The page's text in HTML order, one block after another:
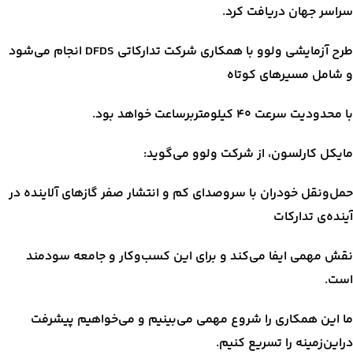
سراسر جهان دریافت کرد.
طرح آزمایشی ولوو با همکاری شرکت تدارکاتی DFDS انجام می‌شود
و شامل مسیرهای کوتاه
با محدودیت سرعت ۴۰ کیلومتربرساعت خواهد بود.
مایکل کارلسون، از شرکت ولوو می‌گوید:
حمل‌ونقل خودران با سروصدای کم و انتشار صفر گازهای آلاینده در
آینده‌ی تدارکات
نقش مهمی ایفا می‌کند و برای این کسب‌وکار و جامعه سودمند
است.
ما این همکاری را شروع مهمی می‌بینیم و می‌خواهیم پیشرفت
در‌این‌زمینه را تسریع کنیم.